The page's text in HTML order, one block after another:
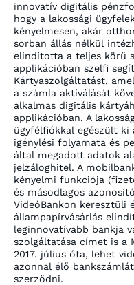
innovatív digitális
hogy a lakossági
kényelmesen, akár
sorban állás nélkül
elindította a teljes körű
applikációban szelfi
Kártyaszolgáltatást,
a számla aktiválását
alkalmas digitális
applikációban. A
ügyfélfiókkal egészült ki
igénylési folyamata és
által megadott adatok
jelzáloghitel. A
kényelmi funkciója
és másodlagos
VideóBankon keresztüli
állampapírvásárlás
leginnovatívabb bankja
szolgáltatása címet is a
2017. július óta, lehet
azonnal élő
szerződni.